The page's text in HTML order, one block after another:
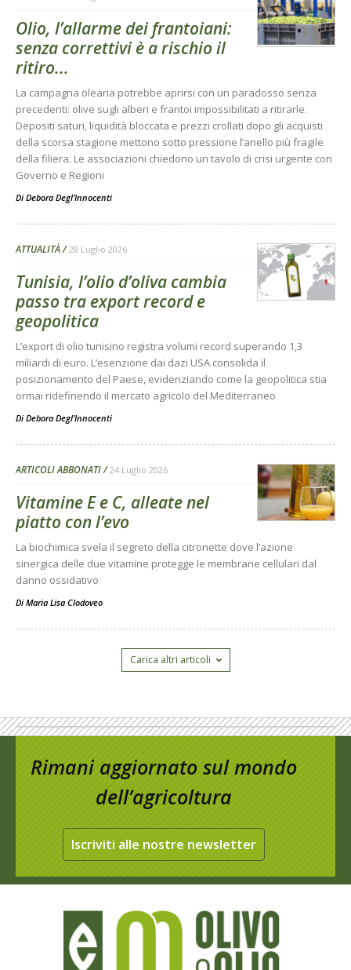
Olio, l’allarme dei frantoiani:
senza correttivi è a rischio il
ritiro...
La campagna olearia potrebbe aprirsi con un paradosso senza
precedenti: olive sugli alberi e frantoi impossibilitati a ritirarle.
Depositi saturi, liquidità bloccata e prezzi crollati dopo gli acquisti
della scorsa stagione mettono sotto pressione l’anello più fragile
della filiera. Le associazioni chiedono un tavolo di crisi urgente con
Governo e Regioni
Di Debora Degl’Innocenti
ATTUALITÀ 28 Luglio 2026
Tunisia, l’olio d’oliva cambia
passo tra export record e
geopolitica
L’export di olio tunisino registra volumi record superando 1,3
miliardi di euro. L’esenzione dai dazi USA consolida il
posizionamento del Paese, evidenziando come la geopolitica stia
ormai ridefinendo il mercato agricolo del Mediterraneo
Di Debora Degl’Innocenti
ARTICOLI ABBONATI 24 Luglio 2026
Vitamine E e C, alleate nel
piatto con l’evo
La biochimica svela il segreto della citronette dove l’azione
sinergica delle due vitamine protegge le membrane cellulari dal
danno ossidativo
Di Maria Lisa Clodoveo
Carica altri articoli
Rimani aggiornato sul mondo
dell’agricoltura
Iscriviti alle nostre newsletter